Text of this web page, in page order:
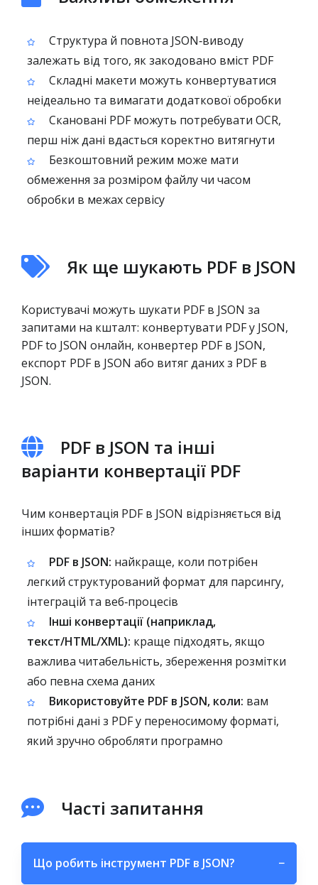
Структура й повнота JSON‑виводу
залежать від того, як закодовано вміст PDF
Складні макети можуть конвертуватися
неідеально та вимагати додаткової обробки
Скановані PDF можуть потребувати OCR,
перш ніж дані вдасться коректно витягнути
Безкоштовний режим може мати
обмеження за розміром файлу чи часом
обробки в межах сервісу
Як ще шукають PDF в JSON
Користувачі можуть шукати PDF в JSON за
запитами на кшталт: конвертувати PDF у JSON,
PDF to JSON онлайн, конвертер PDF в JSON,
експорт PDF в JSON або витяг даних з PDF в
JSON.
PDF в JSON та інші
варіанти конвертації PDF
Чим конвертація PDF в JSON відрізняється від
інших форматів?
PDF в JSON: найкраще, коли потрібен
легкий структурований формат для парсингу,
інтеграцій та веб‑процесів
Інші конвертації (наприклад,
текст/HTML/XML): краще підходять, якщо
важлива читабельність, збереження розмітки
або певна схема даних
Використовуйте PDF в JSON, коли: вам
потрібні дані з PDF у переносимому форматі,
який зручно обробляти програмно
Часті запитання
Що робить інструмент PDF в JSON? −